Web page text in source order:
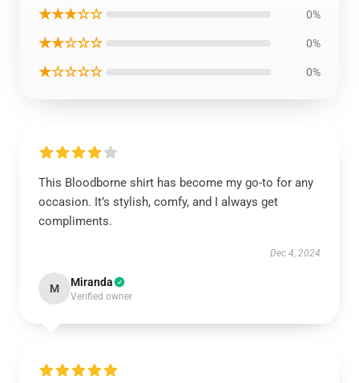
★★★☆☆ 0%
★★☆☆☆ 0%
★☆☆☆☆ 0%
This Bloodborne shirt has become my go-to for any
occasion. It’s stylish, comfy, and I always get
compliments.
Dec 4, 2024
M Miranda
Verified owner